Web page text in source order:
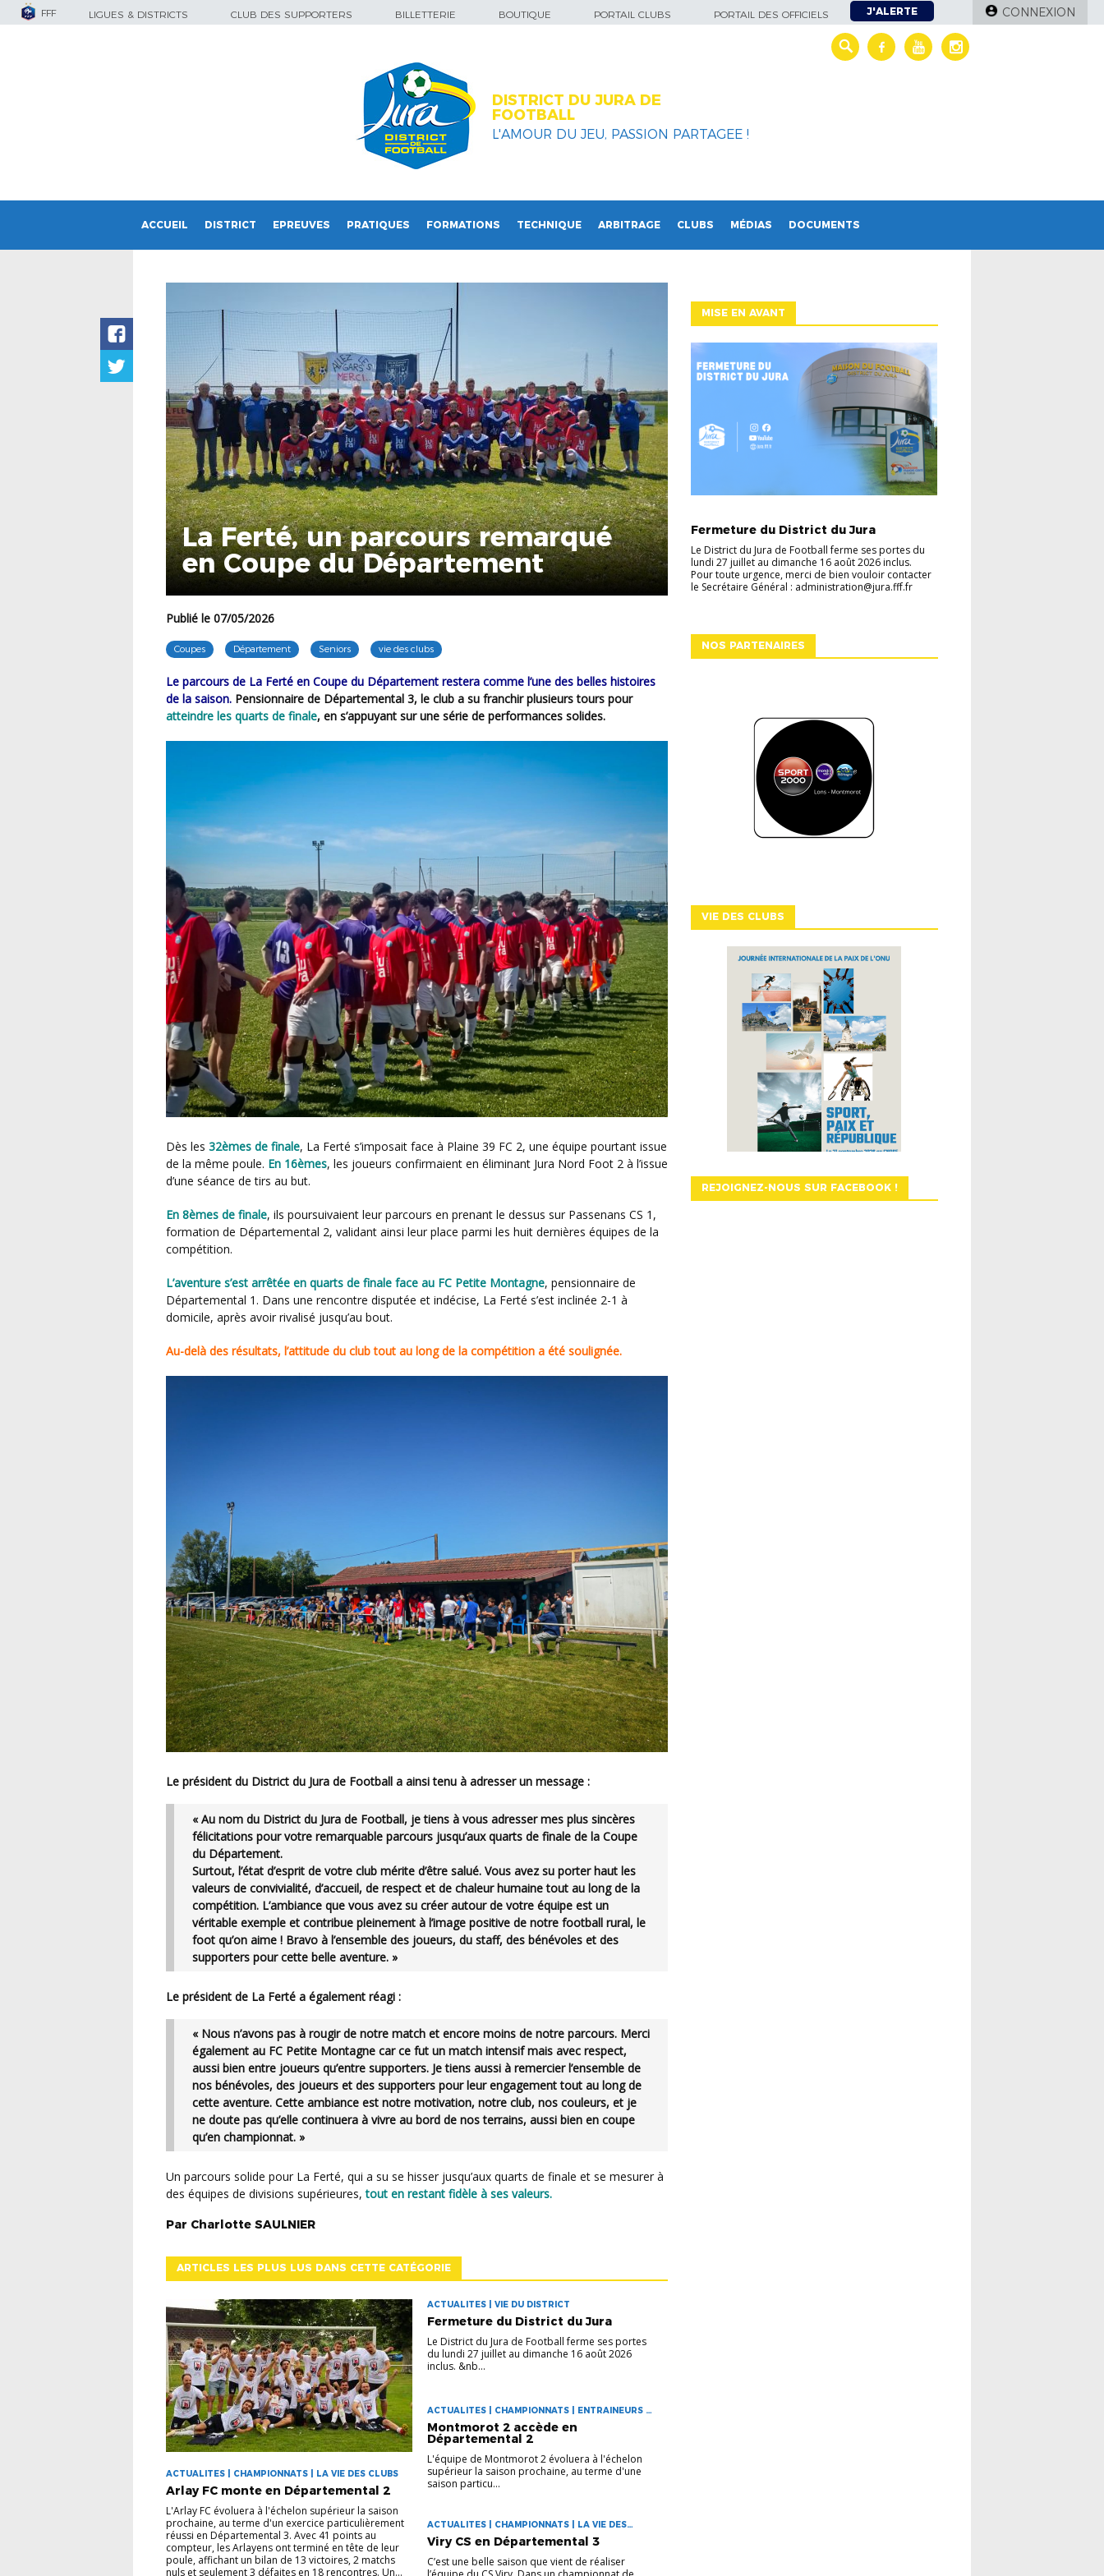
FFF LIGUES & DISTRICTS CLUB DES SUPPORTERS BILLETTERIE BOUTIQUE PORTAIL CLUBS PORTAIL DES OFFICIELS J'ALERTE CONNEXION
DISTRICT DU JURA DE
FOOTBALL
L'AMOUR DU JEU, PASSION PARTAGEE !
ACCUEIL DISTRICT EPREUVES PRATIQUES FORMATIONS TECHNIQUE ARBITRAGE CLUBS MÉDIAS DOCUMENTS
La Ferté, un parcours remarqué
en Coupe du Département
Publié le 07/05/2026
Coupes Département Seniors vie des clubs
Le parcours de La Ferté en Coupe du Département restera comme l’une des belles histoires
de la saison. Pensionnaire de Départemental 3, le club a su franchir plusieurs tours pour
atteindre les quarts de finale, en s’appuyant sur une série de performances solides.
Dès les 32èmes de finale, La Ferté s’imposait face à Plaine 39 FC 2, une équipe pourtant issue
de la même poule. En 16èmes, les joueurs confirmaient en éliminant Jura Nord Foot 2 à l’issue
d’une séance de tirs au but.
En 8èmes de finale, ils poursuivaient leur parcours en prenant le dessus sur Passenans CS 1,
formation de Départemental 2, validant ainsi leur place parmi les huit dernières équipes de la
compétition.
L’aventure s’est arrêtée en quarts de finale face au FC Petite Montagne, pensionnaire de
Départemental 1. Dans une rencontre disputée et indécise, La Ferté s’est inclinée 2-1 à
domicile, après avoir rivalisé jusqu’au bout.
Au-delà des résultats, l’attitude du club tout au long de la compétition a été soulignée.
Le président du District du Jura de Football a ainsi tenu à adresser un message :
« Au nom du District du Jura de Football, je tiens à vous adresser mes plus sincères
félicitations pour votre remarquable parcours jusqu’aux quarts de finale de la Coupe
du Département.
Surtout, l’état d’esprit de votre club mérite d’être salué. Vous avez su porter haut les
valeurs de convivialité, d’accueil, de respect et de chaleur humaine tout au long de la
compétition. L’ambiance que vous avez su créer autour de votre équipe est un
véritable exemple et contribue pleinement à l’image positive de notre football rural, le
foot qu’on aime ! Bravo à l’ensemble des joueurs, du staff, des bénévoles et des
supporters pour cette belle aventure. »
Le président de La Ferté a également réagi :
« Nous n’avons pas à rougir de notre match et encore moins de notre parcours. Merci
également au FC Petite Montagne car ce fut un match intensif mais avec respect,
aussi bien entre joueurs qu’entre supporters. Je tiens aussi à remercier l’ensemble de
nos bénévoles, des joueurs et des supporters pour leur engagement tout au long de
cette aventure. Cette ambiance est notre motivation, notre club, nos couleurs, et je
ne doute pas qu’elle continuera à vivre au bord de nos terrains, aussi bien en coupe
qu’en championnat. »
Un parcours solide pour La Ferté, qui a su se hisser jusqu’aux quarts de finale et se mesurer à
des équipes de divisions supérieures,tout en restant fidèle à ses valeurs.
Par Charlotte SAULNIER
ARTICLES LES PLUS LUS DANS CETTE CATÉGORIE
ACTUALITES | CHAMPIONNATS | LA VIE DES CLUBS
Arlay FC monte en Départemental 2
L'Arlay FC évoluera à l'échelon supérieur la saison
prochaine, au terme d'un exercice particulièrement
réussi en Départemental 3. Avec 41 points au
compteur, les Arlayens ont terminé en tête de leur
poule, affichant un bilan de 13 victoires, 2 matchs
nuls et seulement 3 défaites en 18 rencontres. Un...
ACTUALITES | VIE DU DISTRICT
Fermeture du District du Jura
Le District du Jura de Football ferme ses portes
du lundi 27 juillet au dimanche 16 août 2026
inclus. &nb...
ACTUALITES | CHAMPIONNATS | ENTRAINEURS |
LA VIE DES CLUBS
Montmorot 2 accède en
Départemental 2
L'équipe de Montmorot 2 évoluera à l'échelon
supérieur la saison prochaine, au terme d'une
saison particu...
ACTUALITES | CHAMPIONNATS | LA VIE DES
CLUBS
Viry CS en Départemental 3
C’est une belle saison que vient de réaliser
MISE EN AVANT
Fermeture du District du Jura
Le District du Jura de Football ferme ses portes du
lundi 27 juillet au dimanche 16 août 2026 inclus.
Pour toute urgence, merci de bien vouloir contacter
le Secrétaire Général : administration@jura.fff.fr
NOS PARTENAIRES
VIE DES CLUBS
REJOIGNEZ-NOUS SUR FACEBOOK !